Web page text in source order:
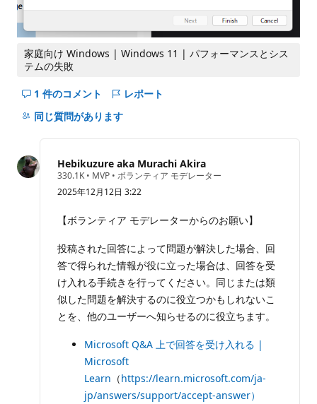
家庭向け Windows | Windows 11 | パフォーマンスとシス
テムの失敗
1 件のコメント
こ
の
コ
メ
ン
を
表
示
に
す
る
レポート
同じ質問があります
Hebikuzure aka Murachi Akira
330.1K 評
の
イ
ン
• MVP • ボランティア モデレーター
2025年12月12日 3:22
【ボランティア モデレーターからのお願い】
投稿された回答によって問題が解決した場合、回
答で得られた情報が役に立った場合は、回答を受
け入れる手続きを行ってください。同じまたは類
似した問題を解決するのに役立つかもしれないこ
とを、他のユーザーへ知らせるのに役立ちます。
Microsoft Q&A 上で回答を受け入れる |
Microsoft
Learn （https://learn.microsoft.com/ja-
jp/answers/support/accept-answer）